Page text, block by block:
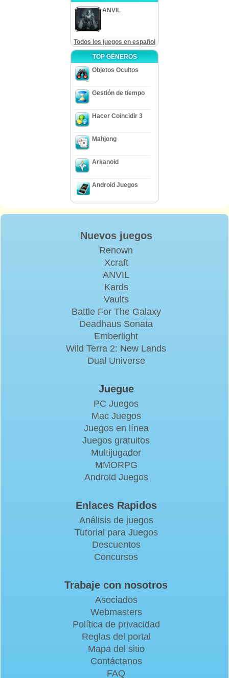
ANVIL
Todos los juegos en español
TOP GÉNEROS
Objetos Ocultos
Gestión de tiempo
Hacer Coincidir 3
Mahjong
Arkanoid
Android Juegos
Nuevos juegos
Renown
Xcraft
ANVIL
Kards
Vaults
Battle For The Galaxy
Deadhaus Sonata
Emberlight
Wild Terra 2: New Lands
Dual Universe
Juegue
PC Juegos
Mac Juegos
Juegos en línea
Juegos gratuitos
Multijugador
MMORPG
Android Juegos
Enlaces Rapidos
Análisis de juegos
Tutorial para Juegos
Descuentos
Concursos
Trabaje con nosotros
Asociados
Webmasters
Política de privacidad
Reglas del portal
Mapa del sitio
Contáctanos
FAQ